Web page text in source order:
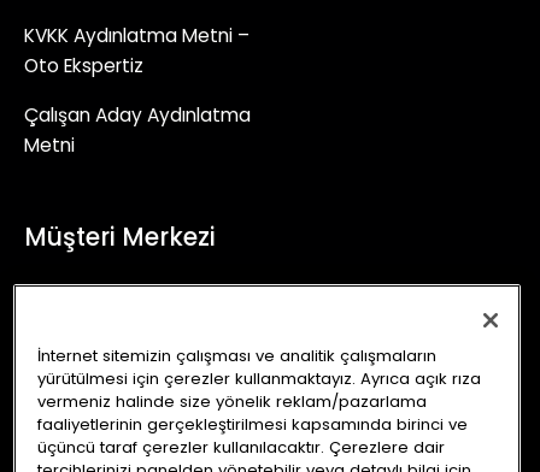
KVKK Aydınlatma Metni –
Oto Ekspertiz
Çalışan Aday Aydınlatma
Metni
Müşteri Merkezi
İletişim Formu
info@autoking.com.tr
İnternet sitemizin çalışması ve analitik çalışmaların
yürütülmesi için çerezler kullanmaktayız. Ayrıca açık rıza
vermeniz halinde size yönelik reklam/pazarlama
faaliyetlerinin gerçekleştirilmesi kapsamında birinci ve
üçüncü taraf çerezler kullanılacaktır. Çerezlere dair